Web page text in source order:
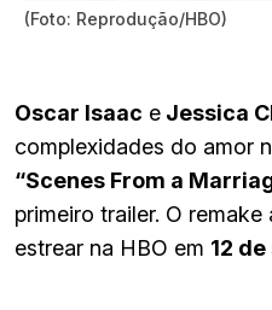
(Foto: Reprodução/HBO)
Oscar Isaac e Jessica
complexidades do amor
“Scenes From a
primeiro trailer. O
estrear na HBO em 12